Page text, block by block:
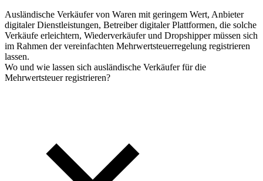
Ausländische Verkäufer von Waren mit geringem Wert, Anbieter
digitaler Dienstleistungen, Betreiber digitaler Plattformen, die solche
Verkäufe erleichtern, Wiederverkäufer und Dropshipper müssen sich
im Rahmen der vereinfachten Mehrwertsteuerregelung registrieren
lassen.
Wo und wie lassen sich ausländische Verkäufer für die
Mehrwertsteuer registrieren?